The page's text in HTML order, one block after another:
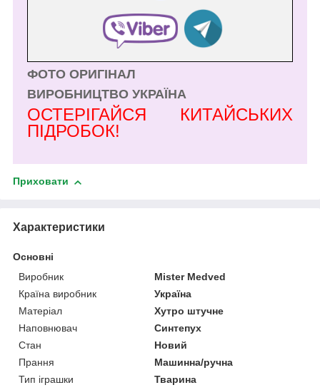
ФОТО ОРИГІНАЛ
ВИРОБНИЦТВО УКРАЇНА
ОСТЕРІГАЙСЯ КИТАЙСЬКИХ
ПІДРОБОК!
Приховати
Характеристики
Основні
Виробник
Mister Medved
Країна виробник
Україна
Матеріал
Хутро штучне
Наповнювач
Синтепух
Стан
Новий
Прання
Машинна/ручна
Тип іграшки
Тварина